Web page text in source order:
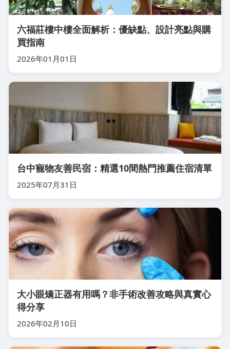
六福莊樓中樓全面解析：優缺點、設計亮點與購
買指南
2026年01月01日
台中寵物友善民宿：精選10間熱門推薦住宿清單
2025年07月31日
大小眼矯正器有用嗎？非手術改善攻略與真實心
得分享
2026年02月10日